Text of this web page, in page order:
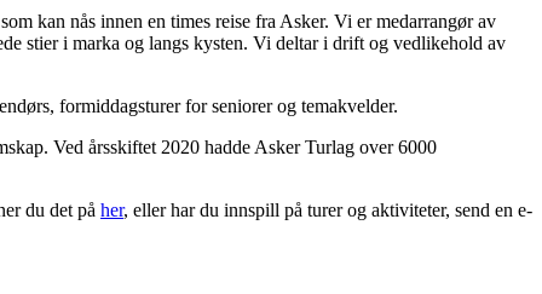
kan nås innen en times reise fra Asker. Vi er medarrangør av
stier i marka og langs kysten. Vi deltar i drift og vedlikehold av
formiddagsturer for seniorer og temakvelder.
Ved årsskiftet 2020 hadde Asker Turlag over 6000
du det på her, eller har du innspill på turer og aktiviteter, send en e-